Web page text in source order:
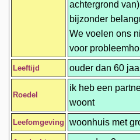
achtergrond
bijzonder
We voelen ons
voor
Leeftijd ouder dan 60
Roedel
ik heb een
woont
Leefomgeving woonhuis met